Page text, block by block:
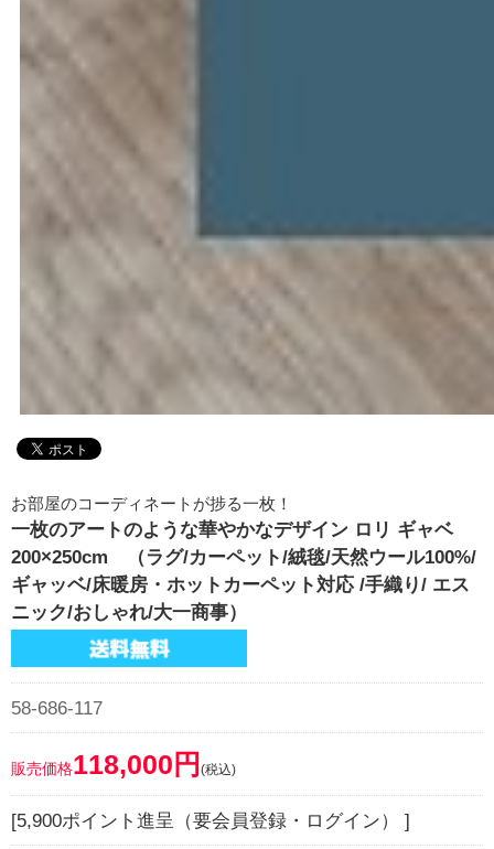
お部屋のコーディネートが捗る一枚！
一枚のアートのような華やかなデザイン ロリ ギャベ
200×250cm （ラグ/カーペット/絨毯/天然ウール100%/
ギャッベ/床暖房・ホットカーペット対応 /手織り/ エス
ニック/おしゃれ/大一商事）
58-686-117
販売価格118,000円 (税込)
[5,900ポイント進呈（要会員登録・ログイン） ]